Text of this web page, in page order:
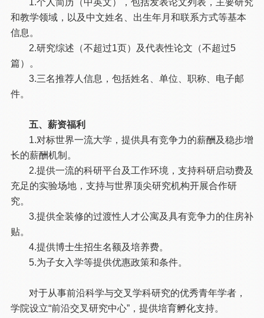
1.个人简历（中英文），包括发表论文列表，主要研究
和教学领域，以及中文姓名、出生年月和联系方式等基本
信息。
2.研究综述（不超过1页）及代表性论文（不超过5
篇）。
3.三名推荐人信息，包括姓名、单位、职称、电子邮
件。
五、薪资福利
1.对标世界一流大学，提供具有竞争力的薪酬及稳步增
长的薪酬机制。
2.提供一流的科研平台及工作环境，支持科研启动费及
充足的实验场地，支持与世界顶尖研究机构开展合作研
究。
3.提供全装修的过渡性人才公寓及具有竞争力的住房补
贴。
4.提供博士生招生名额及培养费。
5.为子女入学等提供优惠政策和条件。
对于从事前沿科学与交叉学科研究的优秀青年学者，
学院设立“前沿交叉研究中心”，提供培育孵化支持。